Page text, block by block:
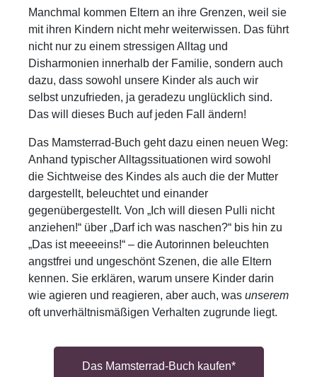
Manchmal kommen Eltern an ihre Grenzen, weil sie
mit ihren Kindern nicht mehr weiterwissen. Das führt
nicht nur zu einem stressigen Alltag und
Disharmonien innerhalb der Familie, sondern auch
dazu, dass sowohl unsere Kinder als auch wir
selbst unzufrieden, ja geradezu unglücklich sind.
Das will dieses Buch auf jeden Fall ändern!
Das Mamsterrad-Buch geht dazu einen neuen Weg:
Anhand typischer Alltagssituationen wird sowohl
die Sichtweise des Kindes als auch die der Mutter
dargestellt, beleuchtet und einander
gegenübergestellt. Von „Ich will diesen Pulli nicht
anziehen!“ über „Darf ich was naschen?“ bis hin zu
„Das ist meeeeins!“ – die Autorinnen beleuchten
angstfrei und ungeschönt Szenen, die alle Eltern
kennen. Sie erklären, warum unsere Kinder darin
wie agieren und reagieren, aber auch, was unserem
oft unverhältnismäßigen Verhalten zugrunde liegt.
Das Mamsterrad-Buch kaufen*